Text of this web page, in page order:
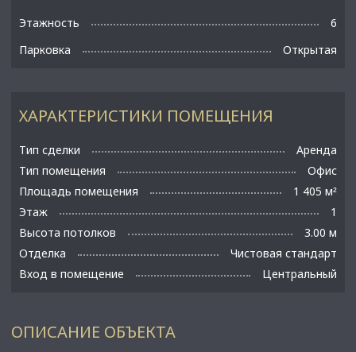
ХАРАКТЕРИСТИКИ ПОМЕЩЕНИЯ
Тип сделки
Аренда
Тип помещения
Офис
Площадь помещения
1 405 м²
Этаж
1
Высота потолков
3.00 м
Отделка
Чистовая стандарт
Вход в помещение
Центральный
Этажность
6
Парковка
Открытая
ОПИСАНИЕ ОБЪЕКТА